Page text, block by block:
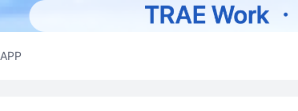
APP